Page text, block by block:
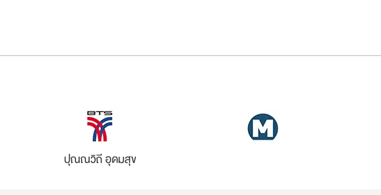
ปุณณวิถี อุดมสุข